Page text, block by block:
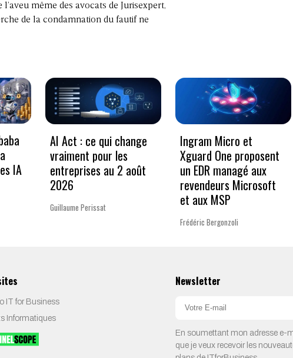
même des avocats de Jurisexpert,
de la condamnation du fautif ne
IA
AI Act : ce qui change
vraiment pour les
entreprises au 2 août
2026
Guillaume Perissat
Ingram Micro et
Xguard One proposent
un EDR managé aux
revendeurs Microsoft
et aux MSP
Frédéric Bergonzoli
IT for Business
Informatiques
Newsletter
En soumettant mon adresse e-
que je veux recevoir les